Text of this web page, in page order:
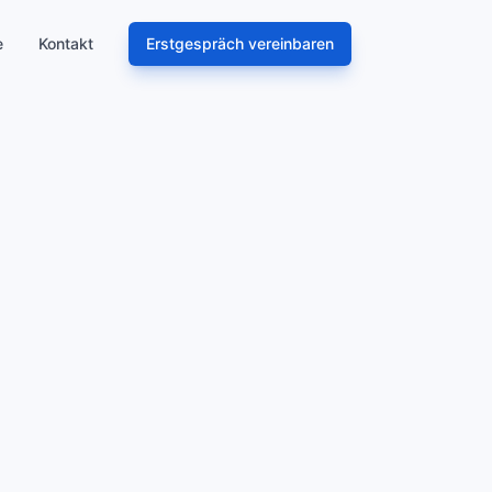
Kontakt Erstgespräch vereinbaren